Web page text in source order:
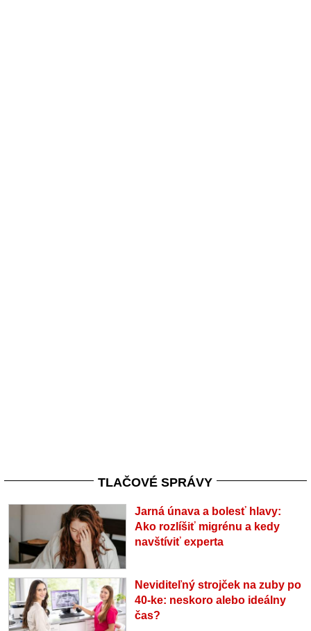
TLAČOVÉ SPRÁVY
Jarná únava a bolesť hlavy:
Ako rozlíšiť migrénu a kedy
navštíviť experta
Neviditeľný strojček na zuby po
40-ke: neskoro alebo ideálny
čas?